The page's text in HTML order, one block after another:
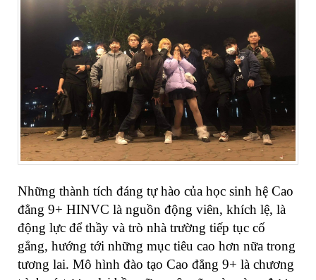
Những thành tích đáng tự hào của học sinh hệ Cao
đẳng 9+ HINVC là nguồn động viên, khích lệ, là
động lực để thầy và trò nhà trường tiếp tục cố
gắng, hướng tới những mục tiêu cao hơn nữa trong
tương lai. Mô hình đào tạo Cao đẳng 9+ là chương